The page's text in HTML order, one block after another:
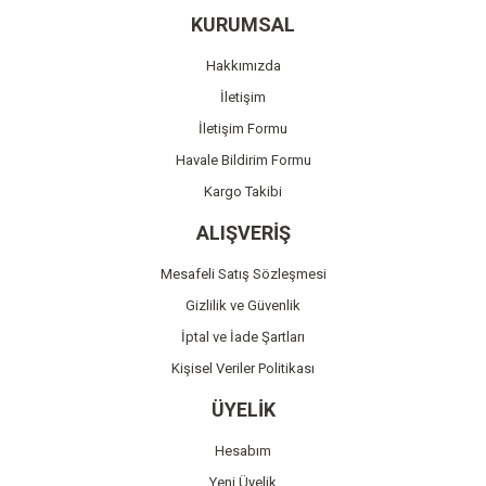
Ürün bilgilerinde hatalar bulunuyor.
Ürün fiyatı diğer sitelerden daha pahalı.
Bu ürüne benzer farklı alternatifler olmalı.
Gönder
KURUMSAL
Hakkımızda
İletişim
İletişim Formu
Havale Bildirim Formu
Kargo Takibi
ALIŞVERİŞ
Mesafeli Satış Sözleşmesi
Gizlilik ve Güvenlik
İptal ve İade Şartları
Kişisel Veriler Politikası
ÜYELİK
Hesabım
Yeni Üyelik